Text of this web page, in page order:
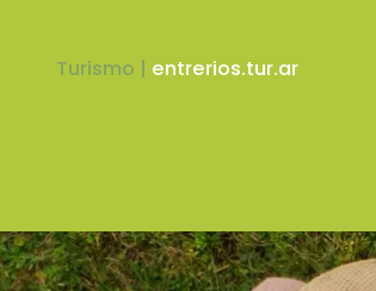
Turismo | entrerios.tur.ar